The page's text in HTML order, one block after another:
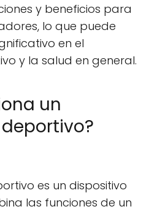
y beneficios para
lo que puede
en el
y la salud en general.
un
es un dispositivo
las funciones de un